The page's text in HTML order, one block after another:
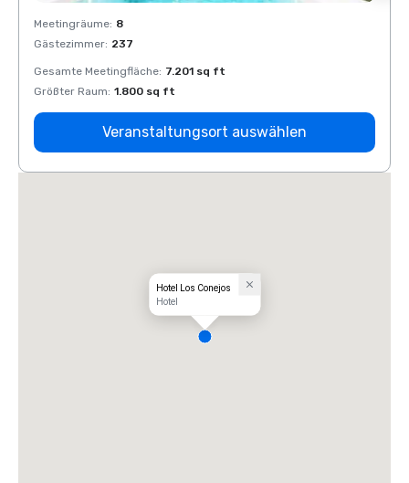
Meetingräume: 8
Gästezimmer: 237
Gesamte Meetingfläche: 7.201 sq ft
Größter Raum: 1.800 sq ft
Veranstaltungsort auswählen
Hotel Los Conejos
Hotel